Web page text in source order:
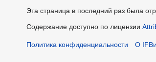
Эта страница в последний раз была
Содержание доступно по лицензии
Политика конфиденциальности О